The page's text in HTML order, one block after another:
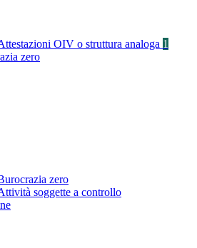
OIV o struttura analoga 1
zero
zero
soggette a controllo